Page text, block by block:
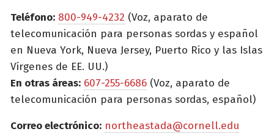
Teléfono: 800-949-4232 (Voz, aparato de
telecomunicación para personas sordas y español
en Nueva York, Nueva Jersey, Puerto Rico y las Islas
Vírgenes de EE. UU.)
En otras áreas: 607-255-6686 (Voz, aparato de
telecomunicación para personas sordas, español)
Correo electrónico: northeastada@cornell.edu